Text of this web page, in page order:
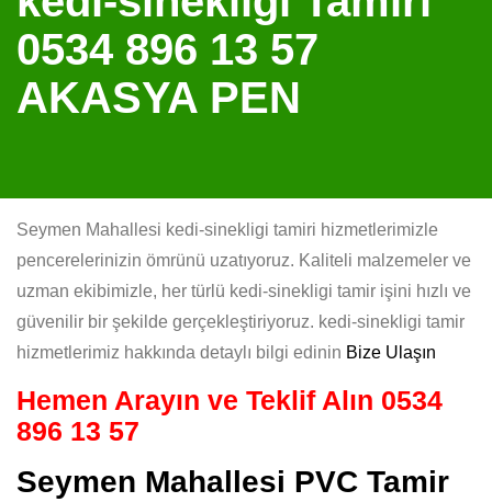
0534 896 13 57
AKASYA PEN
Seymen Mahallesi kedi-sinekligi tamiri hizmetlerimizle
pencerelerinizin ömrünü uzatıyoruz. Kaliteli malzemeler ve
uzman ekibimizle, her türlü kedi-sinekligi tamir işini hızlı ve
güvenilir bir şekilde gerçekleştiriyoruz. kedi-sinekligi tamir
hizmetlerimiz hakkında detaylı bilgi edinin Bize Ulaşın
Hemen Arayın ve Teklif Alın 0534
896 13 57
Seymen Mahallesi PVC Tamir